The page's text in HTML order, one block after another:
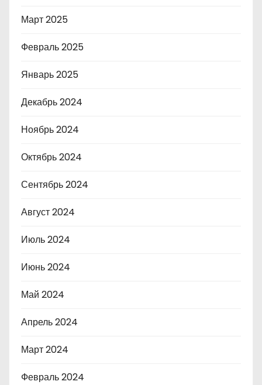
Март 2025
Февраль 2025
Январь 2025
Декабрь 2024
Ноябрь 2024
Октябрь 2024
Сентябрь 2024
Август 2024
Июль 2024
Июнь 2024
Май 2024
Апрель 2024
Март 2024
Февраль 2024